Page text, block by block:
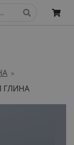
»
ГЛИНА